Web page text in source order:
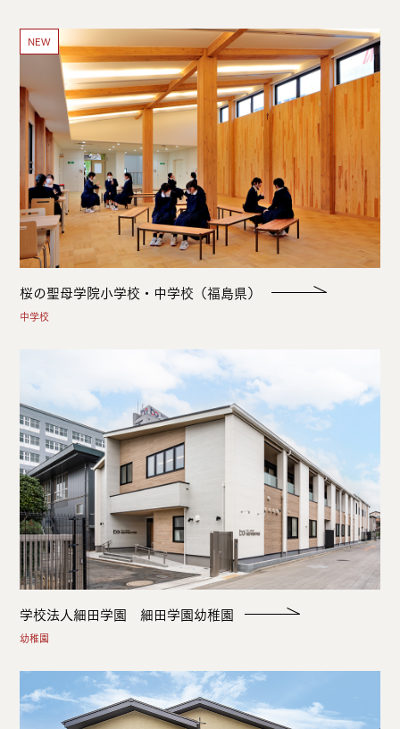
NEW
桜の聖母学院小学校・中学校（福島県）
中学校
学校法人細田学園 細田学園幼稚園
幼稚園